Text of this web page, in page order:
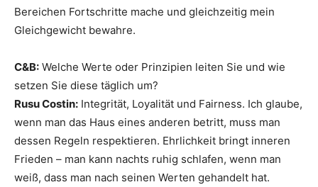
Bereichen Fortschritte mache und gleichzeitig mein
Gleichgewicht bewahre.
C&B: Welche Werte oder Prinzipien leiten Sie und wie
setzen Sie diese täglich um?
Rusu Costin: Integrität, Loyalität und Fairness. Ich glaube,
wenn man das Haus eines anderen betritt, muss man
dessen Regeln respektieren. Ehrlichkeit bringt inneren
Frieden – man kann nachts ruhig schlafen, wenn man
weiß, dass man nach seinen Werten gehandelt hat.